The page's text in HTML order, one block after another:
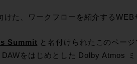
た、ワークフローを紹介するWEB
Summit と名付けられたこのペー
をはじめとした Dolby Atmos